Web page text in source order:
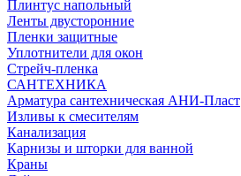
Плинтус напольный
Ленты двусторонние
Пленки защитные
Уплотнители для окон
Стрейч-пленка
САНТЕХНИКА
Арматура сантехническая АНИ-Пласт
Изливы к смесителям
Канализация
Карнизы и шторки для ванной
Краны